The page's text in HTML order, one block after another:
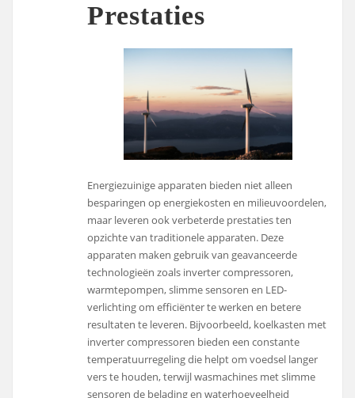
Prestaties
Energiezuinige apparaten bieden niet alleen
besparingen op energiekosten en milieuvoordelen,
maar leveren ook verbeterde prestaties ten
opzichte van traditionele apparaten. Deze
apparaten maken gebruik van geavanceerde
technologieën zoals inverter compressoren,
warmtepompen, slimme sensoren en LED-
verlichting om efficiënter te werken en betere
resultaten te leveren. Bijvoorbeeld, koelkasten met
inverter compressoren bieden een constante
temperatuurregeling die helpt om voedsel langer
vers te houden, terwijl wasmachines met slimme
sensoren de belading en waterhoeveelheid